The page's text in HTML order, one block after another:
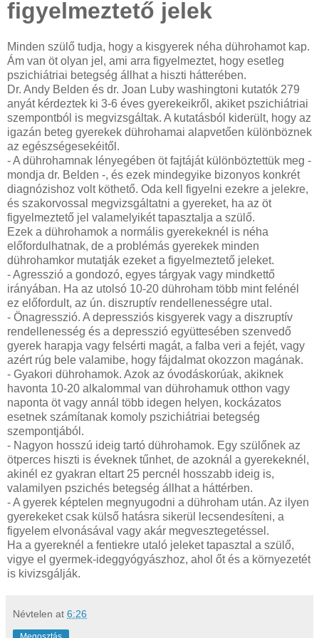
figyelmeztető jelek
Minden szülő tudja, hogy a kisgyerek néha dührohamot kap.
Ám van öt olyan jel, ami arra figyelmeztet, hogy esetleg
pszichiátriai betegség állhat a hiszti hátterében.
Dr. Andy Belden és dr. Joan Luby washingtoni kutatók 279
anyát kérdeztek ki 3-6 éves gyerekeikről, akiket pszichiátriai
szempontból is megvizsgáltak. A kutatásból kiderült, hogy az
igazán beteg gyerekek dührohamai alapvetően különböznek
az egészségesekéitől.
- A dührohamnak lényegében öt fajtáját különböztettük meg -
mondja dr. Belden -, és ezek mindegyike bizonyos konkrét
diagnózishoz volt köthető. Oda kell figyelni ezekre a jelekre,
és szakorvossal megvizsgáltatni a gyereket, ha az öt
figyelmeztető jel valamelyikét tapasztalja a szülő.
Ezek a dührohamok a normális gyerekeknél is néha
előfordulhatnak, de a problémás gyerekek minden
dührohamkor mutatják ezeket a figyelmeztető jeleket.
- Agresszió a gondozó, egyes tárgyak vagy mindkettő
irányában. Ha az utolsó 10-20 dühroham több mint felénél
ez előfordult, az ún. diszruptív rendellenességre utal.
- Önagresszió. A depressziós kisgyerek vagy a diszruptív
rendellenesség és a depresszió együttesében szenvedő
gyerek harapja vagy felsérti magát, a falba veri a fejét, vagy
azért rúg bele valamibe, hogy fájdalmat okozzon magának.
- Gyakori dührohamok. Azok az óvodáskorúak, akiknek
havonta 10-20 alkalommal van dührohamuk otthon vagy
naponta öt vagy annál több idegen helyen, kockázatos
esetnek számítanak komoly pszichiátriai betegség
szempontjából.
- Nagyon hosszú ideig tartó dührohamok. Egy szülőnek az
ötperces hiszti is éveknek tűnhet, de azoknál a gyerekeknél,
akinél ez gyakran eltart 25 percnél hosszabb ideig is,
valamilyen pszichés betegség állhat a háttérben.
- A gyerek képtelen megnyugodni a dühroham után. Az ilyen
gyerekeket csak külső hatásra sikerül lecsendesíteni, a
figyelem elvonásával vagy akár megvesztegetéssel.
Ha a gyereknél a fentiekre utaló jeleket tapasztal a szülő,
vigye el gyermek-ideggyógyászhoz, ahol őt és a környezetét
is kivizsgálják.
Névtelen at 6:26